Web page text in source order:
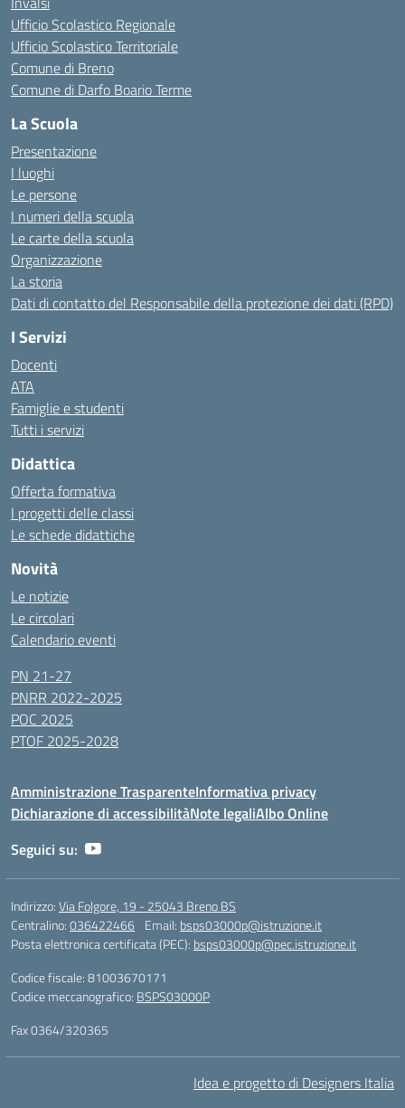
Ufficio Scolastico Regionale
Ufficio Scolastico Territoriale
Comune di Breno
Comune di Darfo Boario Terme
La Scuola
Presentazione
I luoghi
Le persone
I numeri della scuola
Le carte della scuola
Organizzazione
La storia
Dati di contatto del Responsabile della protezione dei dati (RPD)
I Servizi
Docenti
ATA
Famiglie e studenti
Tutti i servizi
Didattica
Offerta formativa
I progetti delle classi
Le schede didattiche
Novità
Le notizie
Le circolari
Calendario eventi
PN 21-27
PNRR 2022-2025
POC 2025
PTOF 2025-2028
Amministrazione TrasparenteInformativa privacy
Dichiarazione di accessibilitàNote legaliAlbo Online
Seguici su:
Indirizzo:Via Folgore, 19 - 25043 Breno BS
Centralino:036422466 Email: bsps03000p@istruzione.it
Posta elettronica certificata (PEC): bsps03000p@pec.istruzione.it
Codice fiscale: 81003670171
Codice meccanografico: BSPS03000P
Fax 0364/320365
Idea e progetto di Designers Italia